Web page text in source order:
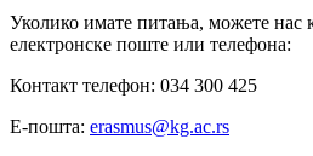
Уколико имате питања, можете нас
електронске поште или телефона:
Контакт телефон: 034 300 425
Е-пошта: erasmus@kg.ac.rs